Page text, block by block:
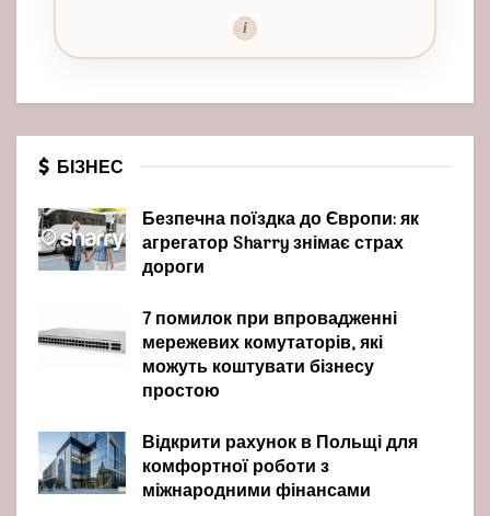
i
БІЗНЕС
Безпечна поїздка до Європи: як
агрегатор Sharry знімає страх
дороги
7 помилок при впровадженні
мережевих комутаторів, які
можуть коштувати бізнесу
простою
Відкрити рахунок в Польщі для
комфортної роботи з
міжнародними фінансами